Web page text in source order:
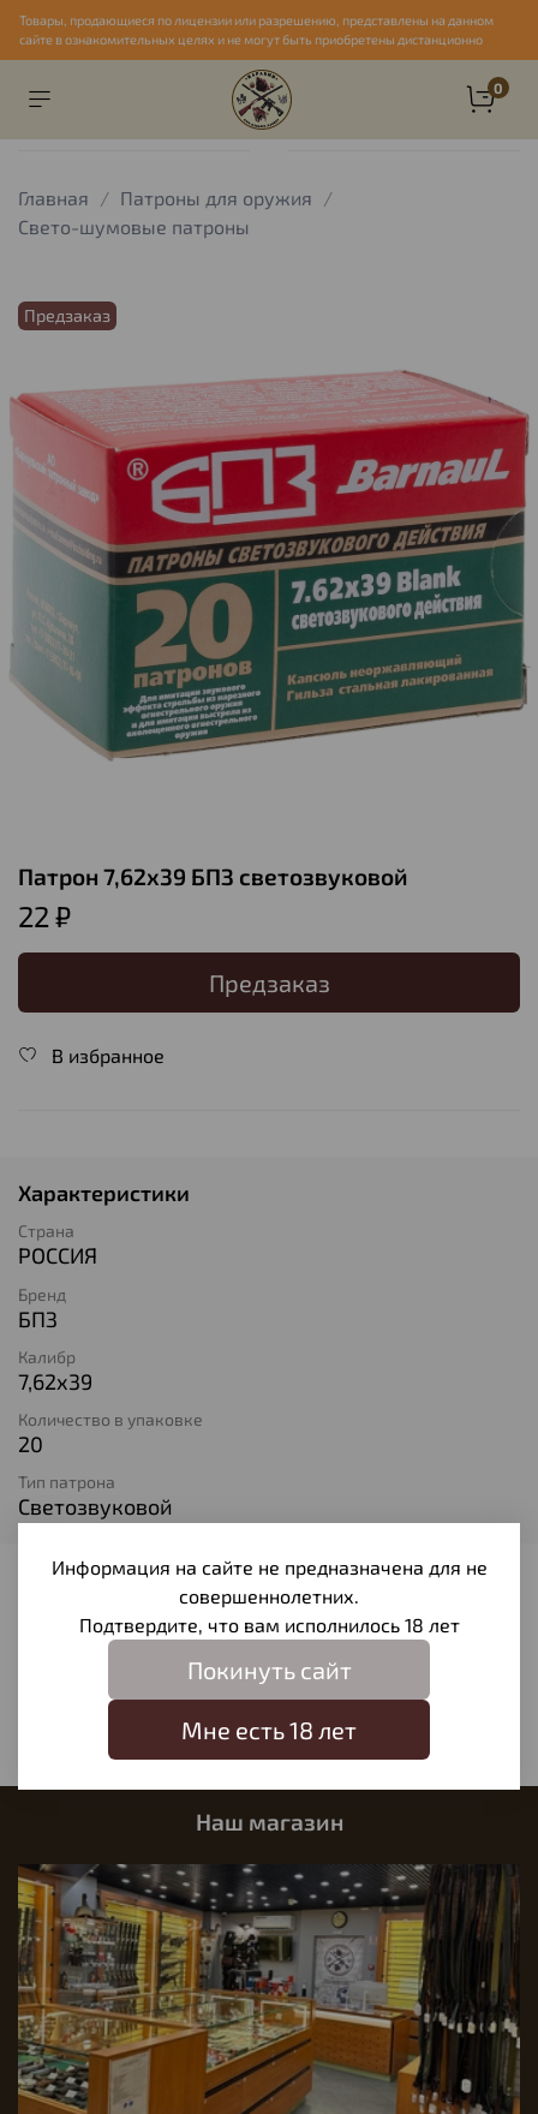
Товары, продающиеся по лицензии или разрешению, представлены на данном
сайте в ознакомительных целях и не могут быть приобретены дистанционно
0
Главная
Патроны для оружия
Свето-шумовые патроны
Предзаказ
Патрон 7,62х39 БПЗ светозвуковой
22 ₽
Предзаказ
В избранное
Характеристики
Страна
РОССИЯ
Бренд
БПЗ
Калибр
7,62х39
Количество в упаковке
20
Тип патрона
Светозвуковой
Отзывов еще никто не оставлял
Наш магазин
Информация на сайте не предназначена для не
совершеннолетних.
Подтвердите, что вам исполнилось 18 лет
Покинуть сайт
Мне есть 18 лет